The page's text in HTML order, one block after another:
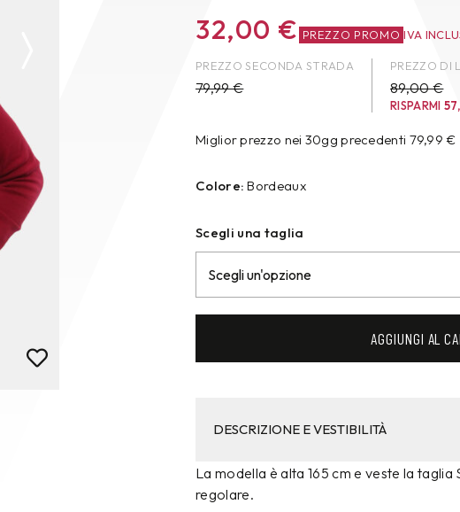
32,00 € PREZZO PROMO IVA
PREZZO SECONDA STRADA
79,99€
PREZZO DI
89,00 €
RISPARMI
Miglior prezzo nei 30gg precedenti 79,99€
Colore: Bordeaux
Scegli una taglia
AGGIUNGI AL
DESCRIZIONE E VESTIBILITÀ
La modella è alta 165 cm e veste la
regolare.